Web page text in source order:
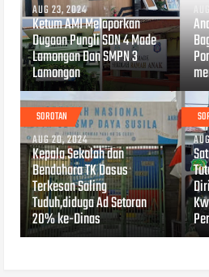
AUG 23, 2024
Ketum AMI Melaporkan
Dugaan Pungli SDN 4 Made
Lamongan Dan SMPN 3
Lamongan
SOROTAN
AUG 20, 2024
Kepala Sekolah dan
Bendahara TK Dasus
Terkesan Saling
Tuduh,diduga Ad Setoran
20% ke-Dinas